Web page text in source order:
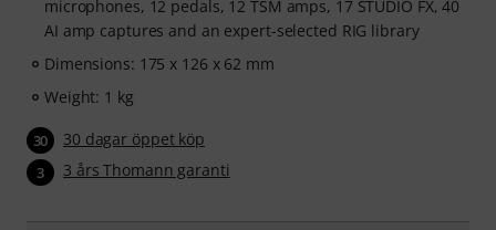
microphones, 12 pedals, 12 TSM amps, 17 STUDIO FX, 40
AI amp captures and an expert-selected RIG library
Dimensions: 175 x 126 x 62 mm
Weight: 1 kg
30 30 dagar öppet köp
3 3 års Thomann garanti